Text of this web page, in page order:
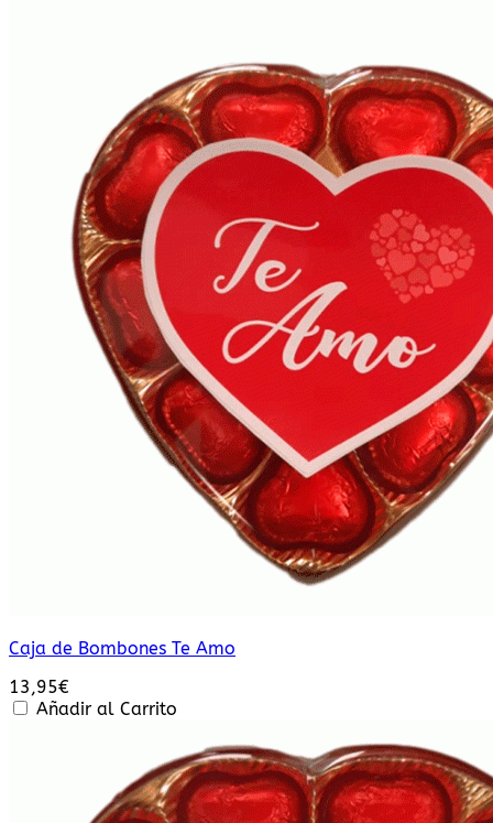
Caja de Bombones Te Amo
13,95€
Añadir al Carrito